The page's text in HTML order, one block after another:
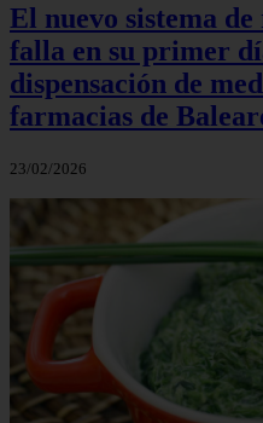
El nuevo sistema
falla en su primer
dispensación de
farmacias de
23/02/2026